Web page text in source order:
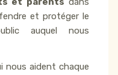
et protéger le
auquel nous
nous aident chaque